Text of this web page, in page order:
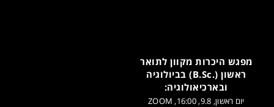
מפגש היכרות מקוון לתואר
ראשון (.B.Sc) בביולוגיה
ובארכיאולוגיה:
יום ראשון, 9.8, 16:00, ZOOM